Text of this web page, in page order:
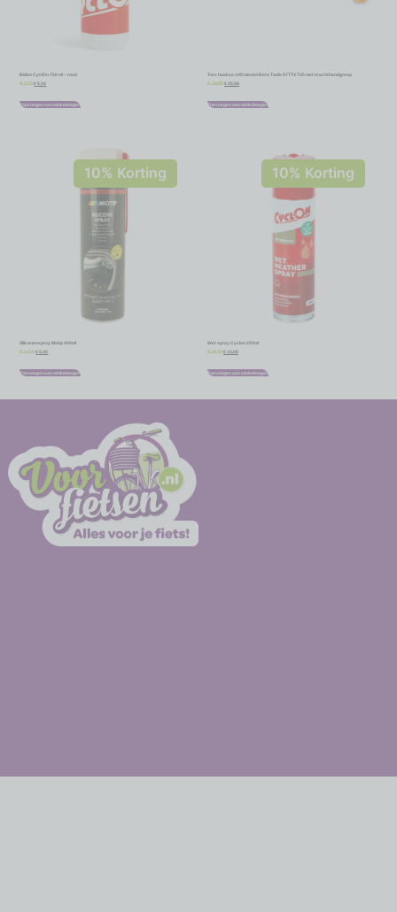
Bidon CyclOn 750 ml – rood
€ 5,75 € 5,18
Toevoegen aan winkelwagen
Torx haakse stiftsleutel Beta Tools 97TTX T30 met krachthandgreep
€ 22,87 € 20,58
Toevoegen aan winkelwagen
10% Korting
Siliconenspray Motip 400ml
€ 6,00 € 5,40
Toevoegen aan winkelwagen
10% Korting
Wet spray Cyclon 250ml
€ 16,75 € 15,08
Toevoegen aan winkelwagen